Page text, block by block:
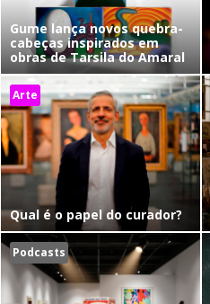
Gume lança novos quebra-
cabeças inspirados em
obras de Tarsila do Amaral
Arte
Qual é o papel do curador?
Podcasts